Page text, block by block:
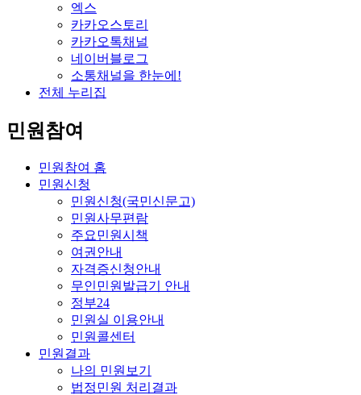
엑스
카카오스토리
카카오톡채널
네이버블로그
소통채널을 한눈에!
전체 누리집
민원참여
민원참여 홈
민원신청
민원신청(국민신문고)
민원사무편람
주요민원시책
여권안내
자격증신청안내
무인민원발급기 안내
정부24
민원실 이용안내
민원콜센터
민원결과
나의 민원보기
법정민원 처리결과